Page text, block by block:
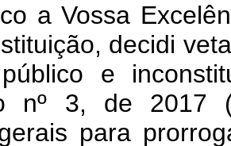
a Vossa
decidi
e
nº 3, de 2017
para